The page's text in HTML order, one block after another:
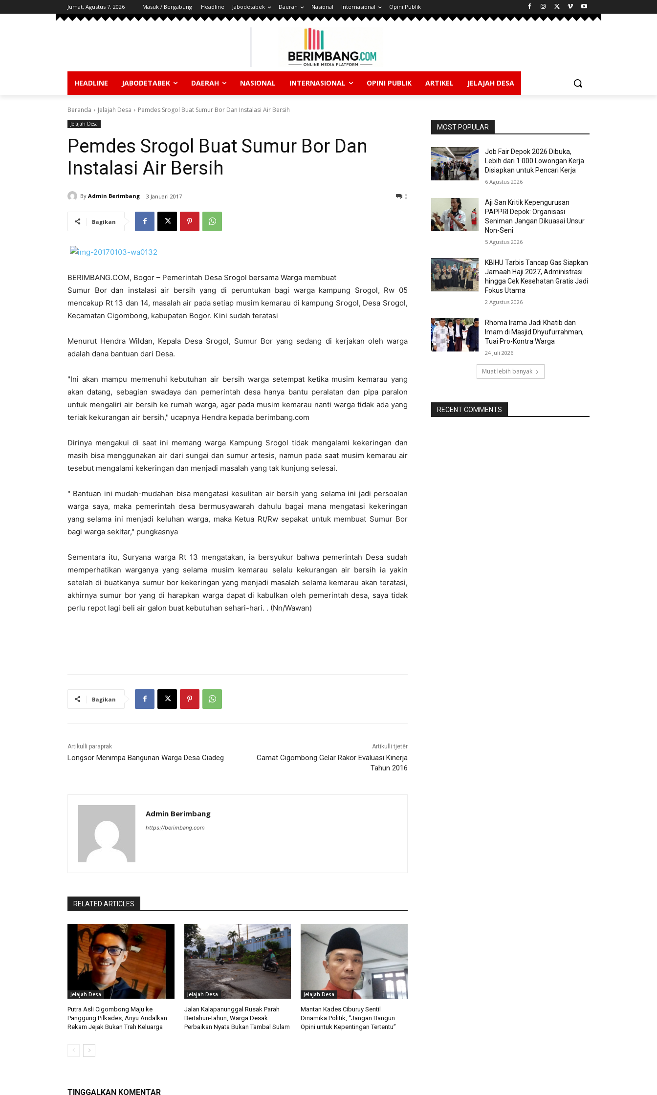
Jumat, Agustus 7, 2026 Masuk / Bergabung Headline Jabodetabek Daerah Nasional Internasional Opini Publik
HEADLINE JABODETABEK DAERAH NASIONAL INTERNASIONAL OPINI PUBLIK ARTIKEL JELAJAH DESA
Beranda Jelajah Desa Pemdes Srogol Buat Sumur Bor Dan Instalasi Air Bersih
Jelajah Desa
Pemdes Srogol Buat Sumur Bor Dan
Instalasi Air Bersih
By Admin Berimbang 3 Januari 2017 0
Bagikan
BERIMBANG.COM, Bogor – Pemerintah Desa Srogol bersama Warga membuat
Sumur Bor dan instalasi air bersih yang di peruntukan bagi warga kampung Srogol, Rw 05
mencakup Rt 13 dan 14, masalah air pada setiap musim kemarau di kampung Srogol, Desa Srogol,
Kecamatan Cigombong, kabupaten Bogor. Kini sudah teratasi
Menurut Hendra Wildan, Kepala Desa Srogol, Sumur Bor yang sedang di kerjakan oleh warga
adalah dana bantuan dari Desa.
"Ini akan mampu memenuhi kebutuhan air bersih warga setempat ketika musim kemarau yang
akan datang, sebagian swadaya dan pemerintah desa hanya bantu peralatan dan pipa paralon
untuk mengaliri air bersih ke rumah warga, agar pada musim kemarau nanti warga tidak ada yang
teriak kekurangan air bersih," ucapnya Hendra kepada berimbang.com
Dirinya mengakui di saat ini memang warga Kampung Srogol tidak mengalami kekeringan dan
masih bisa menggunakan air dari sungai dan sumur artesis, namun pada saat musim kemarau air
tesebut mengalami kekeringan dan menjadi masalah yang tak kunjung selesai.
" Bantuan ini mudah-mudahan bisa mengatasi kesulitan air bersih yang selama ini jadi persoalan
warga saya, maka pemerintah desa bermusyawarah dahulu bagai mana mengatasi kekeringan
yang selama ini menjadi keluhan warga, maka Ketua Rt/Rw sepakat untuk membuat Sumur Bor
bagi warga sekitar," pungkasnya
Sementara itu, Suryana warga Rt 13 mengatakan, ia bersyukur bahwa pemerintah Desa sudah
memperhatikan warganya yang selama musim kemarau selalu kekurangan air bersih ia yakin
setelah di buatkanya sumur bor kekeringan yang menjadi masalah selama kemarau akan teratasi,
akhirnya sumur bor yang di harapkan warga dapat di kabulkan oleh pemerintah desa, saya tidak
perlu repot lagi beli air galon buat kebutuhan sehari-hari. . (Nn/Wawan)
Bagikan
Artikulli paraprak
Longsor Menimpa Bangunan Warga Desa Ciadeg
Artikulli tjetër
Camat Cigombong Gelar Rakor Evaluasi Kinerja
Tahun 2016
Admin Berimbang
https://berimbang.com
RELATED ARTICLES
Jelajah Desa
Putra Asli Cigombong Maju ke
Panggung Pilkades, Anyu Andalkan
Rekam Jejak Bukan Trah Keluarga
Jelajah Desa
Jalan Kalapanunggal Rusak Parah
Bertahun-tahun, Warga Desak
Perbaikan Nyata Bukan Tambal Sulam
Jelajah Desa
Mantan Kades Ciburuy Sentil
Dinamika Politik, “Jangan Bangun
Opini untuk Kepentingan Tertentu”
TINGGALKAN KOMENTAR
MOST POPULAR
Job Fair Depok 2026 Dibuka,
Lebih dari 1.000 Lowongan Kerja
Disiapkan untuk Pencari Kerja
6 Agustus 2026
Aji San Kritik Kepengurusan
PAPPRI Depok: Organisasi
Seniman Jangan Dikuasai Unsur
Non-Seni
5 Agustus 2026
KBIHU Tarbis Tancap Gas Siapkan
Jamaah Haji 2027, Administrasi
hingga Cek Kesehatan Gratis Jadi
Fokus Utama
2 Agustus 2026
Rhoma Irama Jadi Khatib dan
Imam di Masjid Dhyufurrahman,
Tuai Pro-Kontra Warga
24 Juli 2026
Muat lebih banyak
RECENT COMMENTS